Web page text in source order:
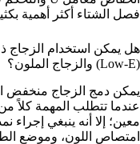
فصل الشتاء أكثر أهمية
هل يمكن استخدام الزجاج
(Low-E) والزجاج الملون؟
عندما تتطلب المهمة كلاً
معين؛ إلا أنه ينبغي إجراء
امتصاص اللون، وموضع